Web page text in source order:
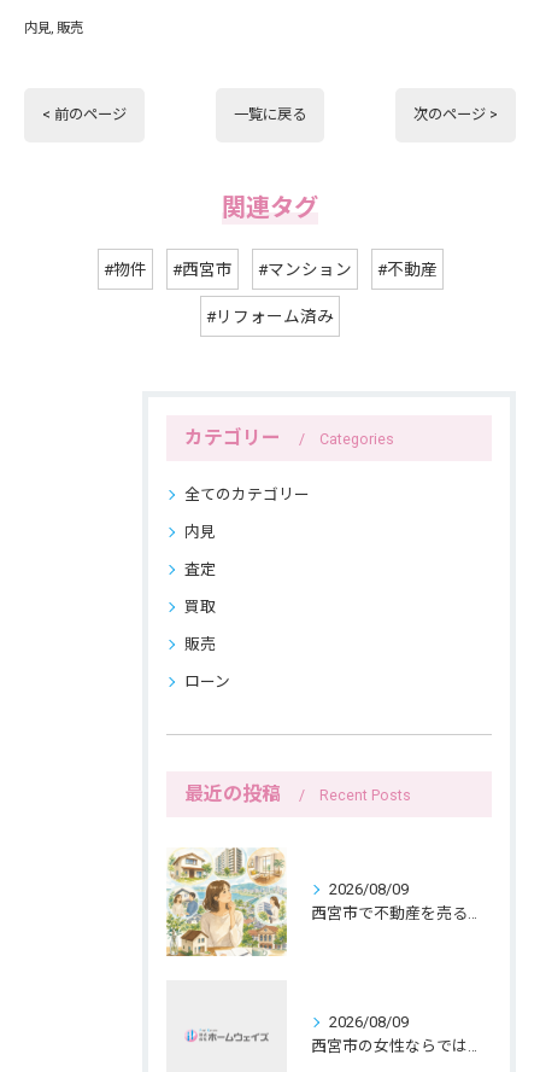
内見 販売
< 前のページ 一覧に戻る 次のページ >
関連タグ
#物件 #西宮市 #マンション #不動産
#リフォーム済み
カテゴリー Categories
全てのカテゴリー
内見
査定
買取
販売
ローン
最近の投稿 Recent Posts
2026/08/09
2026/08/09